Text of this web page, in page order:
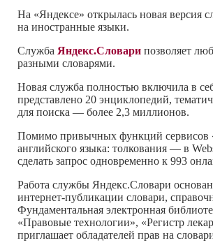
На «Яндексе» открылась новая версия
на иностранные языки.
Служба Яндекс.Словари позволяет
разными словарями.
Новая служба полностью включила в
представлено 20 энциклопедий,
для поиска — более 2,3 миллионов.
Помимо привычных функций сервисов
английского языка: толкования — в
сделать запрос одновременно к 993
Работа службы Яндекс.Словари
интернет-публикации словари,
Фундаментальная электронная
«Правовые технологии», «Регистр
приглашает обладателей прав на